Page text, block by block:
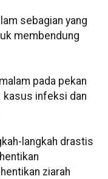
sebagian yang
membendung
pada pekan
kasus infeksi dan
langkah drastis
ziarah